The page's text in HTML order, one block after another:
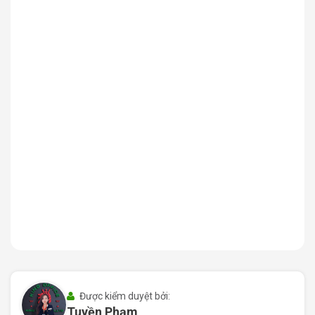
Mật độ văn phòng, showroom, và cơ sở giáo dục
cao, tạo môi trường làm việc sôi động, kết nối đa
Được kiểm duyệt bởi:
Tuyền Phạm